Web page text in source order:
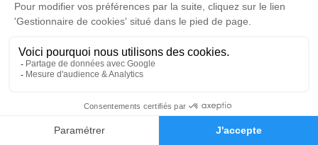
Faire-part Hommages
Je rends hommage
Cérémonie civile
Je rends hommage